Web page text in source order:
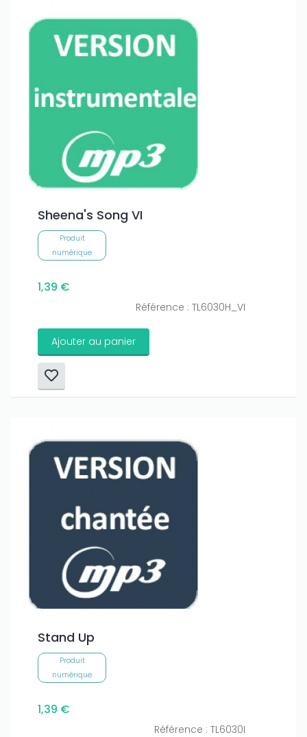
Sheena's Song VI
Produit
numérique
1,39 €
Référence : TL6030H_VI
Ajouter au panier
Stand Up
Produit
numérique
1,39 €
Référence : TL6030I